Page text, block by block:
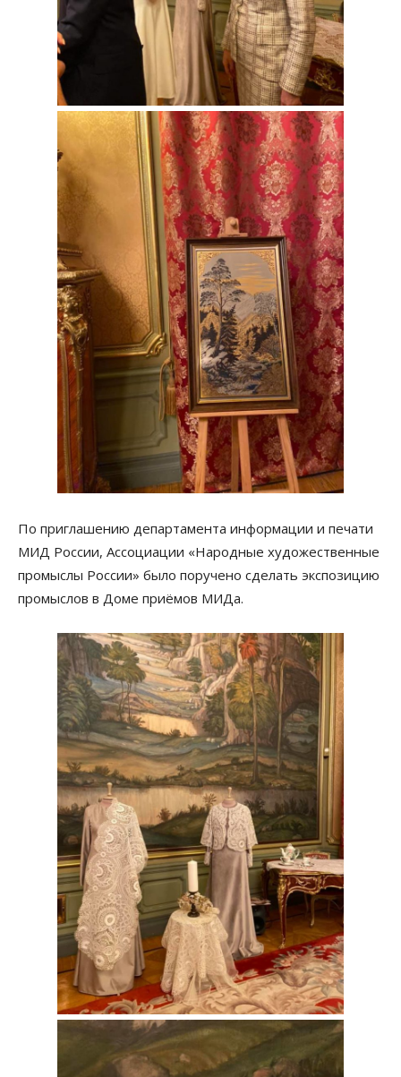
По приглашению департамента информации и печати
МИД России, Ассоциации «Народные художественные
промыслы России» было поручено сделать экспозицию
промыслов в Доме приёмов МИДа.